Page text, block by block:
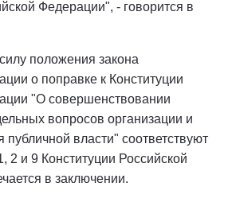
Федерации", - говорится в
положения закона
о поправке к Конституции
"О совершенствовании
вопросов организации и
власти" соответствуют
2 и 9 Конституции Российской
в заключении.